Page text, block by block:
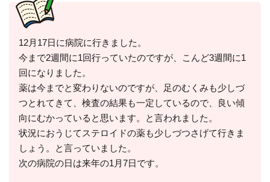
12月17日に病院に行きました。
今まで2週間に1回行っていたのですが、こんど3週間に1
回になりました。
薬は今までと変わりないのですが、足のむくみも少しづ
つとれてきて、検査の結果も一定しているので、良い傾
向にむかっていると思います。と言われました。
状況におうじてステロイドの薬も少しづつさげて行きま
しょう。と言っていました。
次の病院の日は来年の1月7日です。